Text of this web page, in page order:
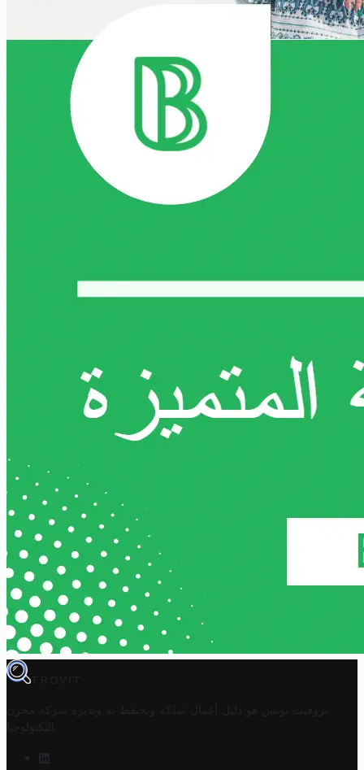
TROVIT
تروفيت تونس هو دليل أعمال تملكه وتحتفظ به وتديره
شركة مخزن
التكنولوجيا